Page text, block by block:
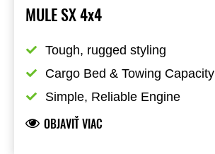
MULE SX 4x4
Tough, rugged styling
Cargo Bed & Towing Capacity
Simple, Reliable Engine
OBJAVIŤ VIAC